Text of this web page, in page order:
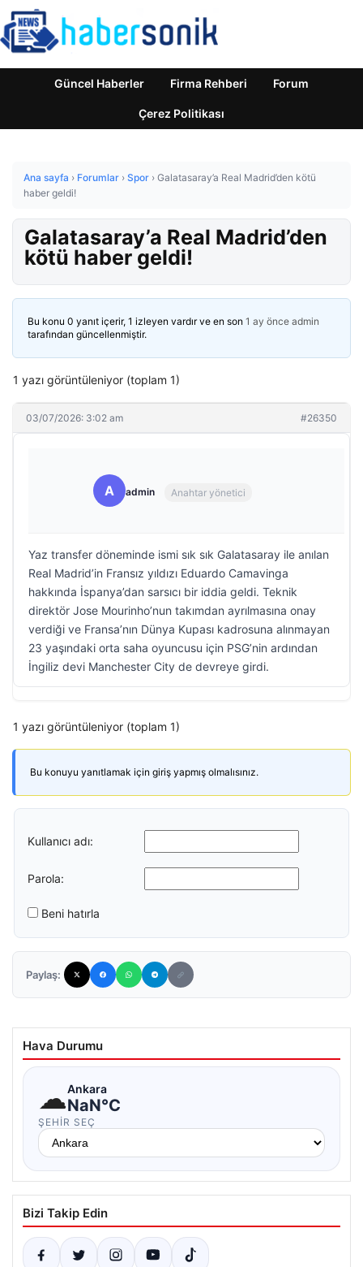
Güncel Haberler Firma Rehberi Forum
Çerez Politikası
Ana sayfa › Forumlar › Spor › Galatasaray’a Real Madrid’den kötü
haber geldi!
Galatasaray’a Real Madrid’den
kötü haber geldi!
Bu konu 0 yanıt içerir, 1 izleyen vardır ve en son 1 ay önce admin
tarafından güncellenmiştir.
1 yazı görüntüleniyor (toplam 1)
03/07/2026: 3:02 am #26350
A admin Anahtar yönetici
Yaz transfer döneminde ismi sık sık Galatasaray ile anılan
Real Madrid’in Fransız yıldızı Eduardo Camavinga
hakkında İspanya’dan sarsıcı bir iddia geldi. Teknik
direktör Jose Mourinho’nun takımdan ayrılmasına onay
verdiği ve Fransa’nın Dünya Kupası kadrosuna alınmayan
23 yaşındaki orta saha oyuncusu için PSG’nin ardından
İngiliz devi Manchester City de devreye girdi.
1 yazı görüntüleniyor (toplam 1)
Bu konuyu yanıtlamak için giriş yapmış olmalısınız.
Kullanıcı adı:
Parola:
Beni hatırla
Paylaş:
Hava Durumu
☁Ankara
NaN°C
ŞEHIR SEÇ
Bizi Takip Edin